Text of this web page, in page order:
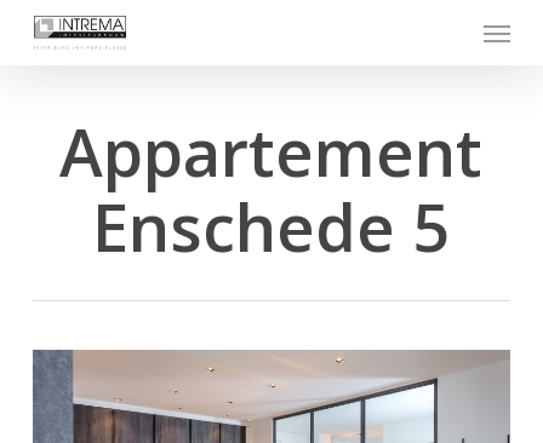
Menu
Appartement
Enschede 5